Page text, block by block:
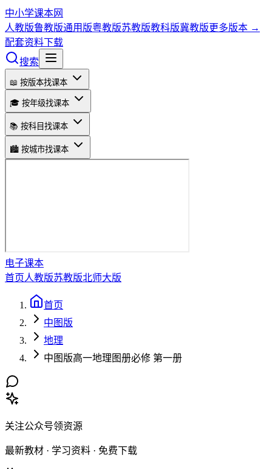
中小学课本网
人教版鲁教版通用版粤教版苏教版教科版冀教版更多版本 →
配套资料下载
搜索
📖 按版本找课本
🎓 按年级找课本
📚 按科目找课本
🏙️ 按城市找课本
电子课本
首页人教版苏教版北师大版
首页
中图版
地理
中图版高一地理图册必修 第一册
关注公众号领资源
最新教材 · 学习资料 · 免费下载